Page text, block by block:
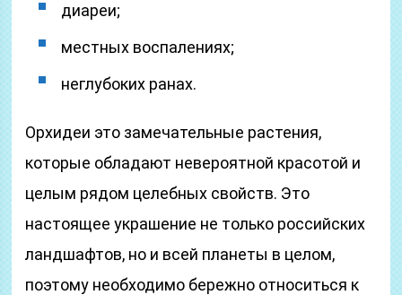
диареи;
местных воспалениях;
неглубоких ранах.
Орхидеи это замечательные растения,
которые обладают невероятной красотой и
целым рядом целебных свойств. Это
настоящее украшение не только российских
ландшафтов, но и всей планеты в целом,
поэтому необходимо бережно относиться к